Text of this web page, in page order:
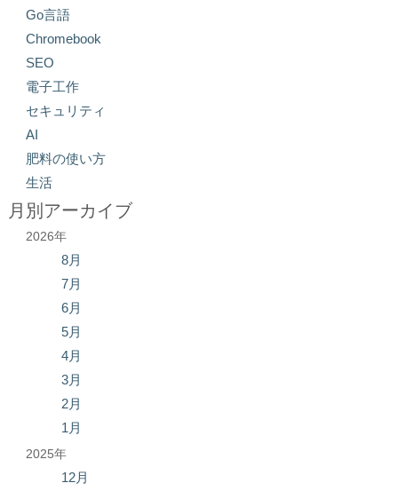
Go言語
Chromebook
SEO
電子工作
セキュリティ
AI
肥料の使い方
生活
月別アーカイブ
2026年
8月
7月
6月
5月
4月
3月
2月
1月
2025年
12月